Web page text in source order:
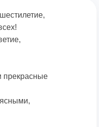
прекрасные